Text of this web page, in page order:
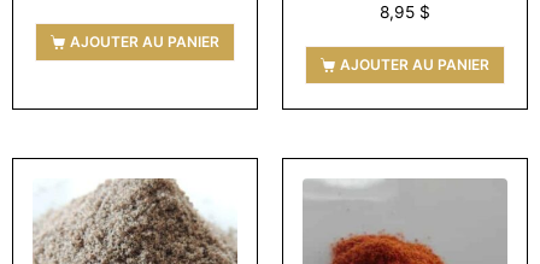
AJOUTER AU PANIER
8,95 $
AJOUTER AU PANIER